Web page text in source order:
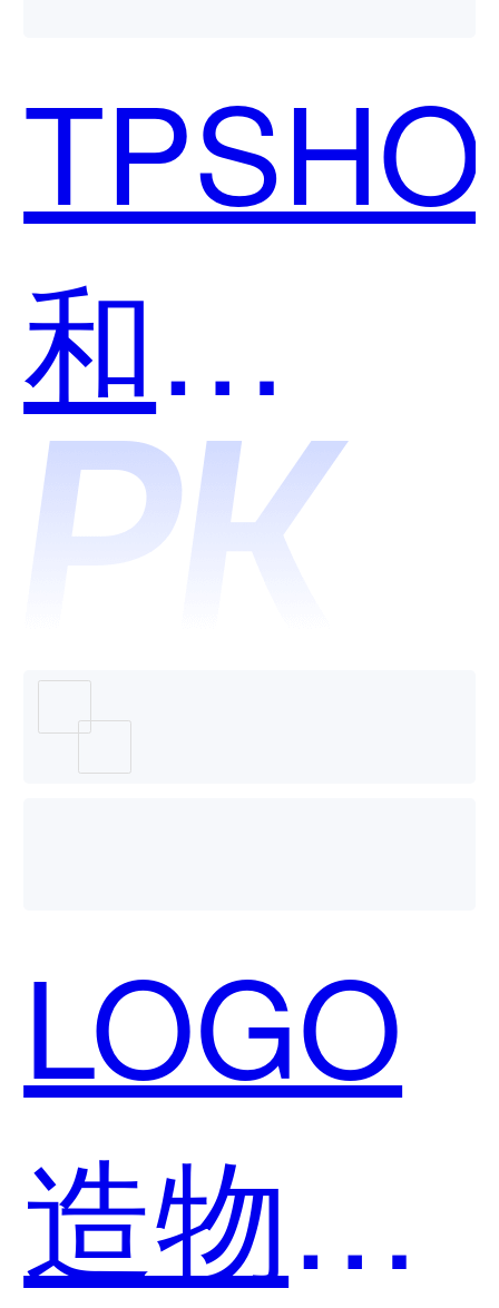
用？
和
LOGO
造物哪
个好
用？
LOGO
造物和